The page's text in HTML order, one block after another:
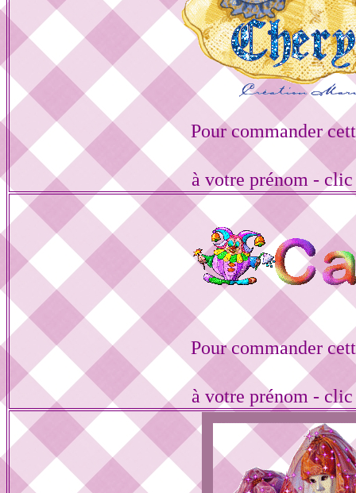
Pour commander
à votre prénom -
Pour commander
à votre prénom -